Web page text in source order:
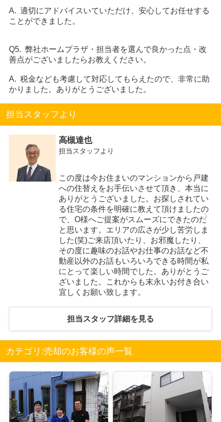
A. 適切にアドバイスいていただけ、安心してお任せする
ことができました。
Q5. 弊社ホームプラザ・担当者を選んで良かった点・改
善点がございましたらお教えください。
A. 税金なども考慮して対応してもらえたので、非常に助
かりました。ありがとうございました。
担当スタッフより
高槻達也
担当スタッフより
この度は今お住まいのマンションから戸建
への住替えをお手伝いさせて頂き、本当に
ありがとうございました。お探しされてい
る住宅の条件を明確に教えて頂けましたの
で、O様へご提案がスムーズにできたのだ
と思います。エリアの広さが少し苦労しま
した(笑)ご来店頂いたり、お邪魔したり、
その度に趣味のお話やお仕事のお話など不
動産以外のお話もいろいろできる時間が私
にとって楽しい時間でした。ありがとうご
ざいました。これからも末永いお付き合い
宜しくお願い致します。
担当スタッフ詳細を見る
カテゴリ:売却のお客様の声一覧